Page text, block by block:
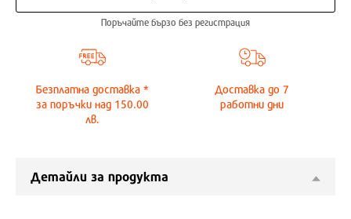
Поръчайте бързо без регистрация
Безплатна доставка *
за поръчки над 150.00
лв.
Доставка до7
работни дни
Детайли за продукта